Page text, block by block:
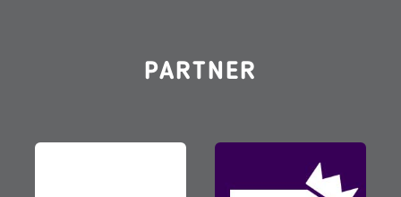
PARTNER